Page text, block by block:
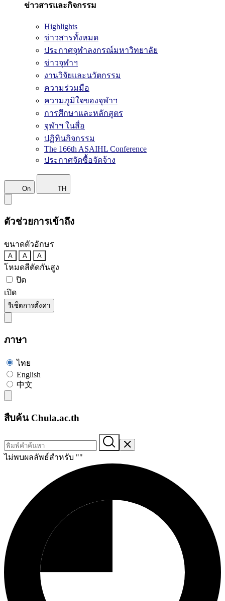
ข่าวสารและกิจกรรม
Highlights
ข่าวสารทั้งหมด
ประกาศจุฬาลงกรณ์มหาวิทยาลัย
ข่าวจุฬาฯ
งานวิจัยและนวัตกรรม
ความร่วมมือ
ความภูมิใจของจุฬาฯ
การศึกษาและหลักสูตร
จุฬาฯ ในสื่อ
ปฏิทินกิจกรรม
The 166th ASAIHL Conference
ประกาศจัดซื้อจัดจ้าง
On TH
ตัวช่วยการเข้าถึง
ขนาดตัวอักษร
A A A
โหมดสีตัดกันสูง
ปิด
เปิด
รีเซ็ตการตั้งค่า
ภาษา
ไทย
English
中文
สืบค้น Chula.ac.th
ไม่พบผลลัพธ์สำหรับ ""